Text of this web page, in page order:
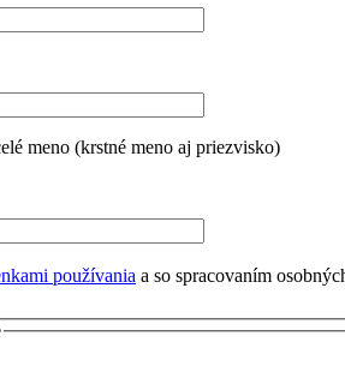
meno (krstné meno aj priezvisko)
používania a so spracovaním